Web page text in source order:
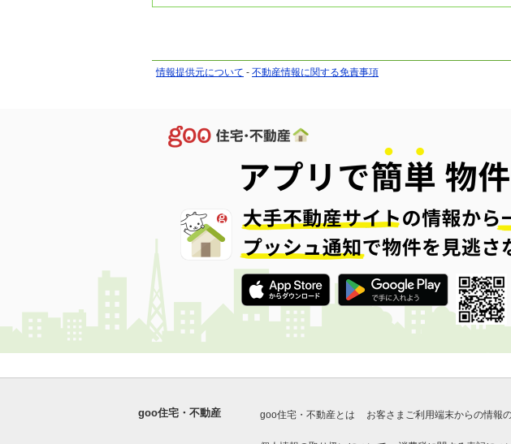
情報提供元について - 不動産情報に関する免責事項
goo住宅・不動産 goo住宅・不動産とは お客さまご利用端末からの情報